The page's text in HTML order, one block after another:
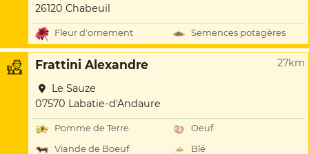
26120 Chabeuil
Fleur d'ornement Semences potagères
Frattini Alexandre 27km
Le Sauze
07570 Labatie-d'Andaure
Pomme de Terre
Oeuf
Viande de Boeuf
Blé